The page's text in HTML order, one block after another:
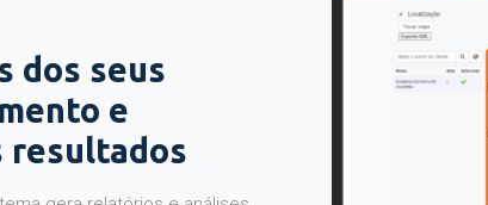
dos seus
e
resultados
gera relatórios e análises